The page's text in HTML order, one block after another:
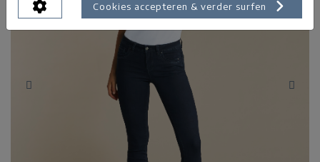
Cookies accepteren & verder surfen